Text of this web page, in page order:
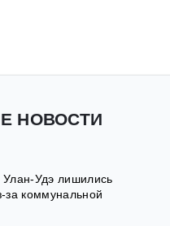
НОВОСТИ
Удэ лишились
за коммунальной